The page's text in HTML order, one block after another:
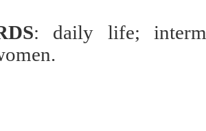
: daily life;